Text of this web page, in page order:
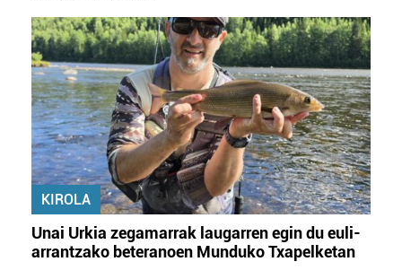
KIROLA
Unai Urkia zegamarrak laugarren egin du euli-
arrantzako beteranoen Munduko Txapelketan